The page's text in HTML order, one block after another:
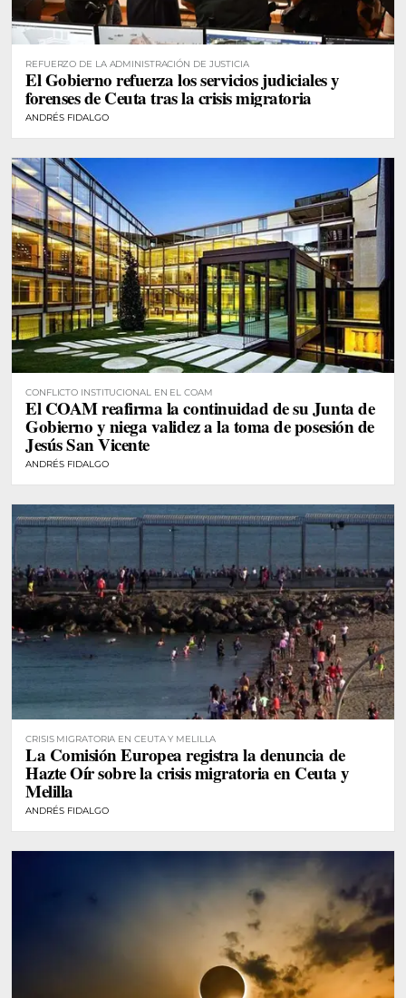
REFUERZO DE LA ADMINISTRACIÓN DE JUSTICIA
El Gobierno refuerza los servicios judiciales y
forenses de Ceuta tras la crisis migratoria
ANDRÉS FIDALGO
CONFLICTO INSTITUCIONAL EN EL COAM
El COAM reafirma la continuidad de su Junta de
Gobierno y niega validez a la toma de posesión de
Jesús San Vicente
ANDRÉS FIDALGO
CRISIS MIGRATORIA EN CEUTA Y MELILLA
La Comisión Europea registra la denuncia de
Hazte Oír sobre la crisis migratoria en Ceuta y
Melilla
ANDRÉS FIDALGO